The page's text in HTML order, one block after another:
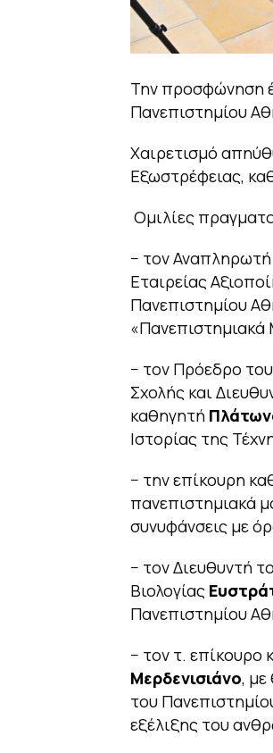
Την προσφώνηση
Πανεπιστημίου
Χαιρετισμό
Εξωστρέφειας,
Ομιλίες
− τον
Εταιρείας
Πανεπιστημίου
«Πανεπιστημιακά
− τον Πρόεδρο
Σχολής και
καθηγητή
Ιστορίας της
− την επίκουρη
πανεπιστημιακά
συνυφάνσεις με
− τον Διευθυντή
Βιολογίας
Πανεπιστημίου
− τον τ. επίκουρο
Μερδενισιάνο, με
του
εξέλιξης του